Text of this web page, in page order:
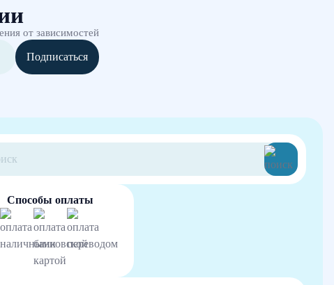
от зависимостей
Подписаться
Способы оплаты